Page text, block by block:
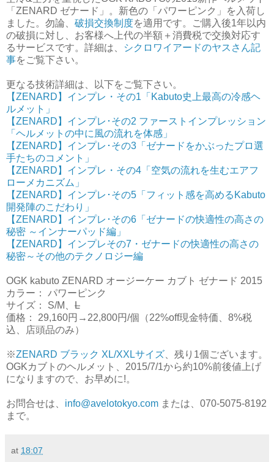
「ZENARD ゼナード」。新色の「パワーピンク」を入荷し
ました。勿論、 破損交換制度を適用です。ご購入後1年以内
の破損に対し、お客様へ上代の半額＋消費税で交換対応す
るサービスです。詳細は、
シクロワイアードのヤスさん記
事をご覧下さい。
更なる技術詳細は、以下をご覧下さい。
【ZENARD】インプレ・その1「Kabuto史上最高の冷感ヘ
ルメット」
【ZENARD】インプレ･その2 ファーストインプレッション
「ヘルメットの中に風の流れを体感」
【ZENARD】インプレ･その3「ゼナードをかぶったプロ選
手たちのコメント」
【ZENARD】インプレ・その4「空気の流れを生むエアフ
ローメカニズム」
【ZENARD】インプレ･その5「フィット感を高めるKabuto
開発陣のこだわり」
【ZENARD】インプレ･その6「ゼナードの快適性の高さの
秘密 ～インナーパッド編」
【ZENARD】インプレその7・ゼナードの快適性の高さの
秘密～その他のテクノロジー編
OGK kabuto ZENARD オージーケー カブト ゼナード 2015
カラー： パワーピンク
サイズ： S/M、 L
価格： 29,160円→22,800円/個（22%off現金特価、8%税
込、店頭品のみ）
※ZENARD ブラック XL/XXLサイズ 、残り1個ございます。
OGKカブトのヘルメット、2015/7/1から約10%前後値上げ
になりますので、お早めに!。
お問合せは、 info@avelotokyo.com または、070-5075-8192
まで。
at 18:07